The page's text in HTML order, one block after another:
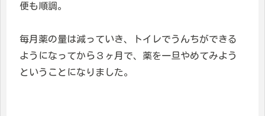
便も順調。
毎月薬の量は減っていき、トイレでうんちができる
ようになってから３ヶ月で、薬を一旦やめてみよう
ということになりました。